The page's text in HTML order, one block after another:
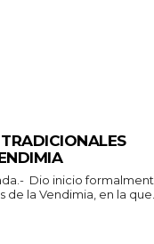
de la Vendimia, en la que...